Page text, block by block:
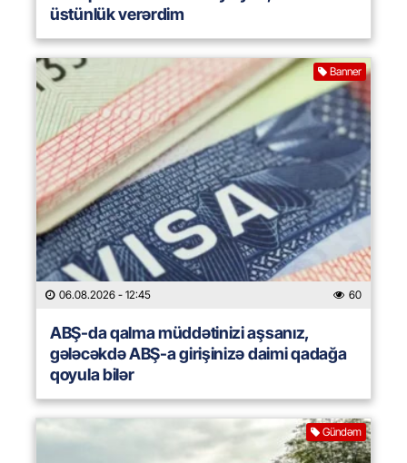
üstünlük verərdim
Banner
06.08.2026 - 12:45 60
ABŞ-da qalma müddətinizi aşsanız,
gələcəkdə ABŞ-a girişinizə daimi qadağa
qoyula bilər
Gündəm